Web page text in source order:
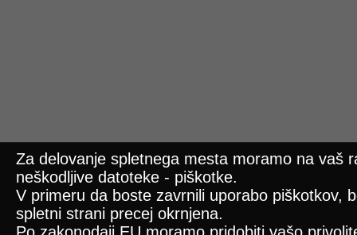
Za delovanje spletnega mesta moramo na vaš
neškodljive datoteke - piškotke.
V primeru da boste zavrnili uporabo piškotkov,
spletni strani precej okrnjena.